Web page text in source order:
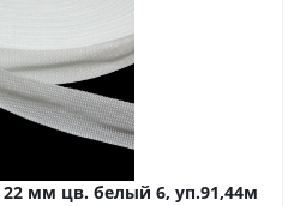
мм цв. белый 6, уп.91,44м